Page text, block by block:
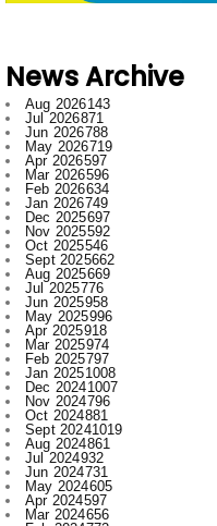
News Archive
Jun 2026
788
May 2026719
Apr 2026597
Mar 2026596
Feb 2026634
Jan 2026749
Dec 2025697
Nov 2025592
Oct 2025546
Sept 2025662
Aug 2025669
Jul 2025776
Jun 2025958
May 2025996
Apr 2025918
Mar 2025974
Feb 2025797
Jan 20251008
Dec 20241007
Nov 2024796
Oct 2024881
Sept 20241019
Aug 2024861
Jul 2024932
Jun 2024731
May 2024605
Apr 2024597
Mar 2024656
Feb 2024772
Jan 2024915
Dec 2023673
Nov 2023554